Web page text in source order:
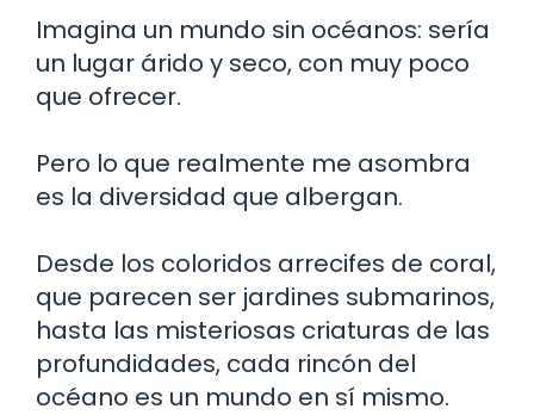
Imagina un mundo sin océanos: sería
un lugar árido y seco, con muy poco
que ofrecer.
Pero lo que realmente me asombra
es la diversidad que albergan.
Desde los coloridos arrecifes de coral,
que parecen ser jardines submarinos,
hasta las misteriosas criaturas de las
profundidades, cada rincón del
océano es un mundo en sí mismo.